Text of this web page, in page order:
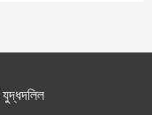
যুদ্ধদলিল